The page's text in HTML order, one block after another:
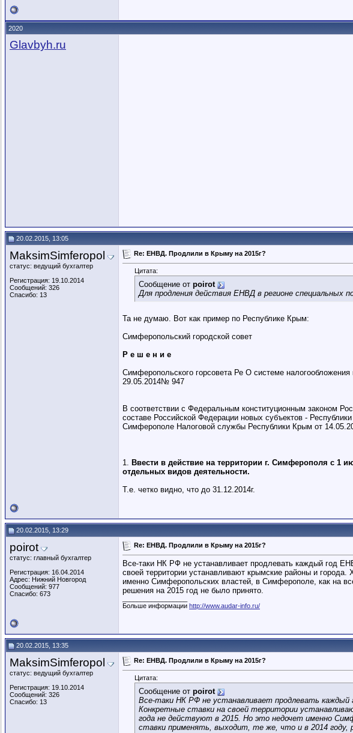
2020
Glavbyh.ru
20.02.2015, 13:05
MaksimSimferopol
статус: ведущий бухгалтер
Регистрация: 19.10.2014
Сообщений: 326
Спасибо: 13
Re: ЕНВД. Продлили в Крыму на 2015г?
Цитата:
Сообщение от poirot
Для продления действия ЕНВД в регионе специальных
Та не думаю. Вот как пример по Республике Крым:
Симферопольский городской совет
Р е ш е н и е
Симферопольского горсовета Ре О системе
29.05.2014№ 947
В соответствии с Федеральным конституционным законом
составе Российской Федерации новых субъектов -
Симферополе Налоговой службы Республики Крым от
1. Ввести в действие на территории г. Симферополя с 1
отдельных видов деятельности.
Т.е. четко видно, что до 31.12.2014г.
20.02.2015, 13:29
poirot
статус: главный бухгалтер
Регистрация: 16.04.2014
Адрес: Нижний Новгород
Сообщений: 977
Спасибо: 673
Re: ЕНВД. Продлили в Крыму на 2015г?
Все-таки НК РФ не устанавливает продлевать каждый год
своей территории устанавливают крымские районы и
именно Симферопольских властей, в Симферополе, как на
решения на 2015 год не было принято.
Больше информации http://www.audar-info.ru/
20.02.2015, 13:35
MaksimSimferopol
статус: ведущий бухгалтер
Регистрация: 19.10.2014
Сообщений: 326
Спасибо: 13
Re: ЕНВД. Продлили в Крыму на 2015г?
Цитата:
Сообщение от poirot
Все-таки НК РФ не устанавливает продлевать
Конкретные ставки на своей территории
года не действуют в 2015. Но это недочет именно
ставки применять, выходит, те же, что и в 2014 году,